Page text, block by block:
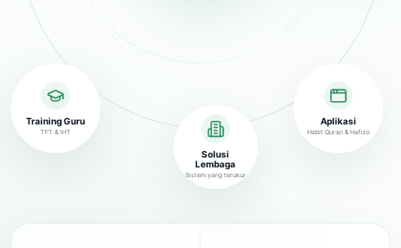
Training Guru
TFT & IHT
Solusi
Lembaga
Sistem yang terukur
Aplikasi
Habit Quran & Hafizo